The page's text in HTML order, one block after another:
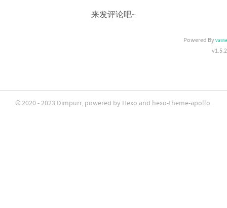
来发评论吧~
Powered ByValine
v1.5.2
© 2020 - 2023 Dimpurr, powered by Hexo and hexo-theme-apollo.